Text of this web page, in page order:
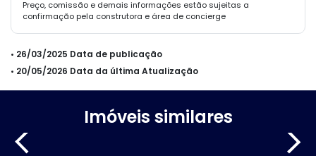
Preço, comissão e demais informações estão sujeitas a
confirmação pela construtora e área de concierge
• 26/03/2025 Data de publicação
• 20/05/2026 Data da última Atualização
Imóveis similares